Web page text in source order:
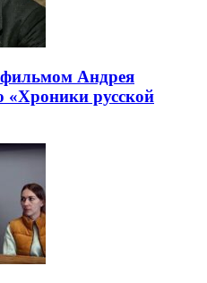
фильмом Андрея
«Хроники русской